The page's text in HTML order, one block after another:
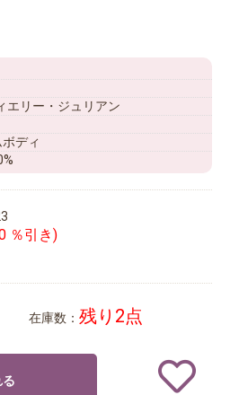
エリー・ジュリアン
ディ
％引き)
在庫数： 残り2点